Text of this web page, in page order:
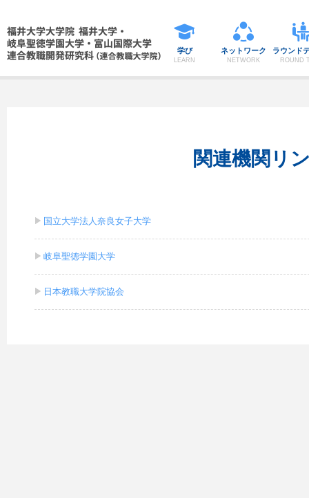
学び
LEARN
ネットワーク
NETWORK
ラウンド
ROUND
関連機関リ
国立大学法人奈良女子大学
岐阜聖徳学園大学
日本教職大学院協会